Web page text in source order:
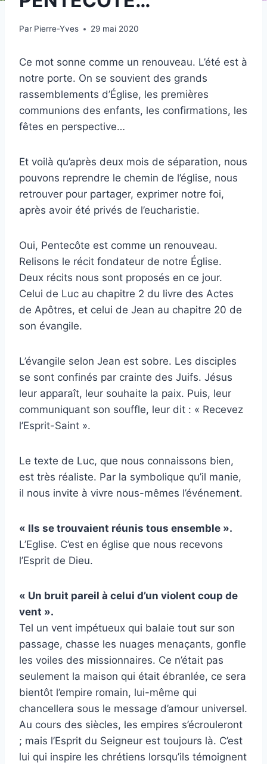
Par Pierre-Yves 29 mai 2020
Ce mot sonne comme un renouveau. L’été est à
notre porte. On se souvient des grands
rassemblements d’Église, les premières
communions des enfants, les confirmations, les
fêtes en perspective…
Et voilà qu’après deux mois de séparation, nous
pouvons reprendre le chemin de l’église, nous
retrouver pour partager, exprimer notre foi,
après avoir été privés de l’eucharistie.
Oui, Pentecôte est comme un renouveau.
Relisons le récit fondateur de notre Église.
Deux récits nous sont proposés en ce jour.
Celui de Luc au chapitre 2 du livre des Actes
de Apôtres, et celui de Jean au chapitre 20 de
son évangile.
L’évangile selon Jean est sobre. Les disciples
se sont confinés par crainte des Juifs. Jésus
leur apparaît, leur souhaite la paix. Puis, leur
communiquant son souffle, leur dit : « Recevez
l’Esprit-Saint ».
Le texte de Luc, que nous connaissons bien,
est très réaliste. Par la symbolique qu’il manie,
il nous invite à vivre nous-mêmes l’événement.
« Ils se trouvaient réunis tous ensemble ».
L’Eglise. C’est en église que nous recevons
l’Esprit de Dieu.
« Un bruit pareil à celui d’un violent coup de
vent ».
Tel un vent impétueux qui balaie tout sur son
passage, chasse les nuages menaçants, gonfle
les voiles des missionnaires. Ce n’était pas
seulement la maison qui était ébranlée, ce sera
bientôt l’empire romain, lui-même qui
chancellera sous le message d’amour universel.
Au cours des siècles, les empires s’écrouleront
; mais l’Esprit du Seigneur est toujours là. C’est
lui qui inspire les chrétiens lorsqu’ils témoignent